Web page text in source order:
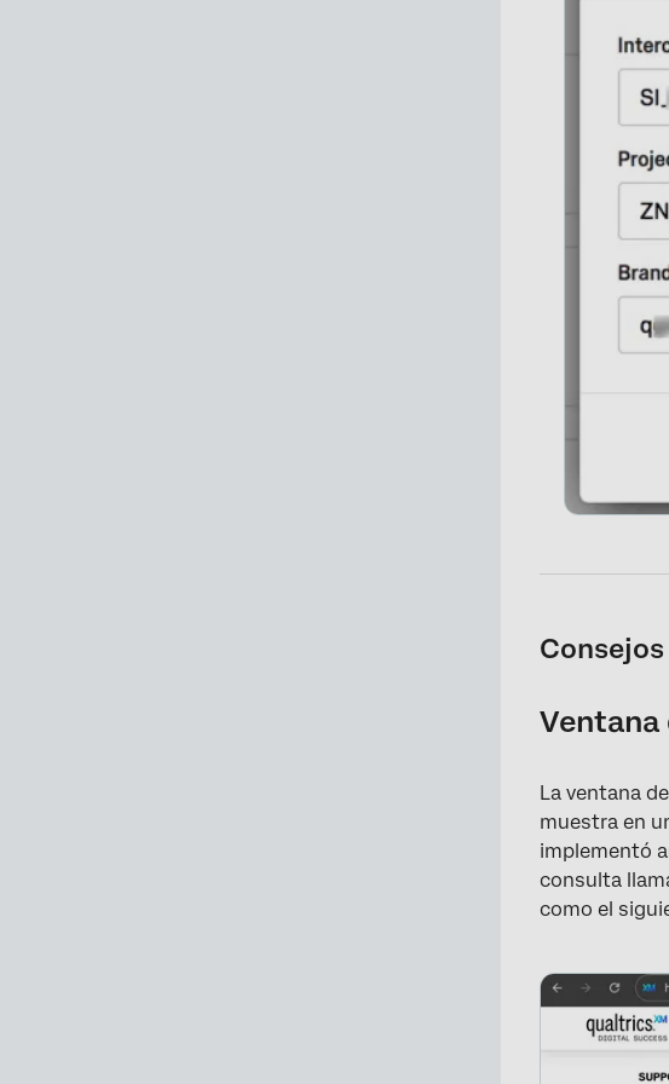
Ventana
La ventana
muestra en
implementó
consulta
como el